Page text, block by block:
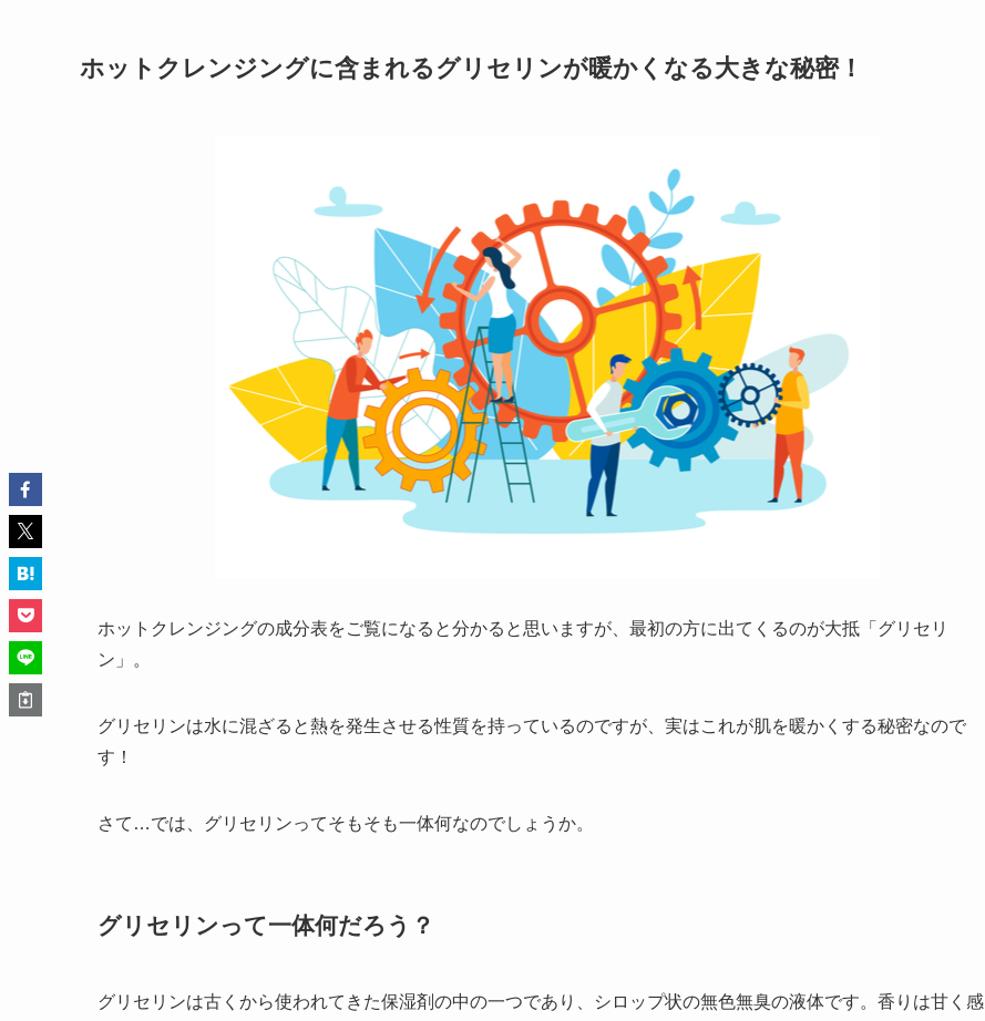
ホットクレンジングに含まれるグリセリンが暖かくなる大きな秘密！
ホットクレンジングの成分表をご覧になると分かると思いますが、最初の方に出てくるのが大抵「グリセリ
ン」。
グリセリンは水に混ざると熱を発生させる性質を持っているのですが、実はこれが肌を暖かくする秘密なので
す！
さて…では、グリセリンってそもそも一体何なのでしょうか。
グリセリンって一体何だろう？
グリセリンは古くから使われてきた保湿剤の中の一つであり、シロップ状の無色無臭の液体です。香りは甘く感